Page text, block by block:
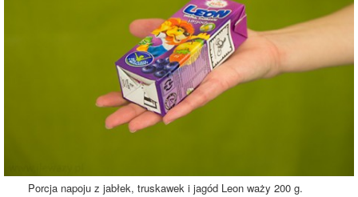
Porcja napoju z jabłek, truskawek i jagód Leon waży 200 g.